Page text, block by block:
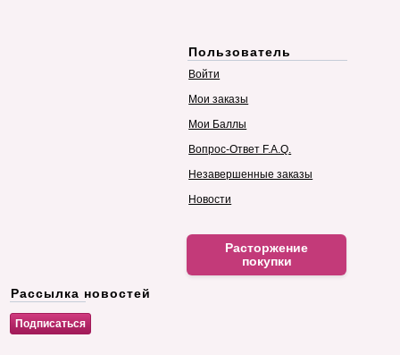
Пользователь
Войти
Мои заказы
Мои Баллы
Вопрос-Ответ F.A.Q.
Незавершенные заказы
Новости
Расторжение
покупки
Рассылка новостей